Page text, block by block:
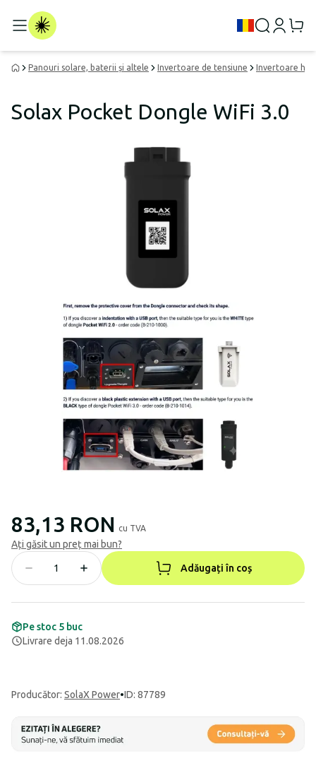
Panouri solare, baterii și altele Invertoare de tensiune Invertoare
Solax Pocket Dongle WiFi 3.0
83,13 RON cu TVA
Ați găsit un preț mai bun?
Adăugați în coș
Pe stoc 5 buc
Livrare deja 11.08.2026
Producător: SolaX Power•ID: 87789